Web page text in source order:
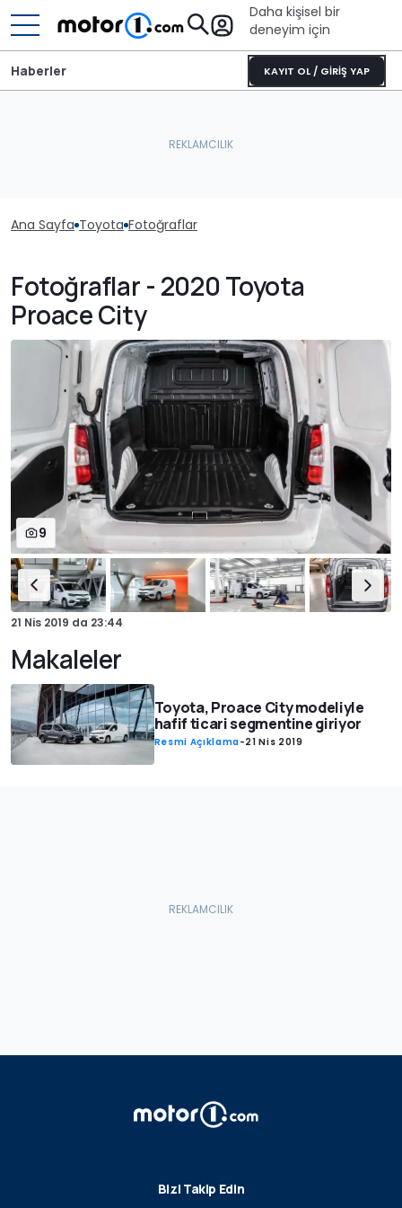
Daha kişisel bir
deneyim için
KAYIT OL / GİRİŞ YAP
Haberler
Ana Sayfa Toyota Fotoğraflar
Fotoğraflar - 2020 Toyota
Proace City
9
21 Nis 2019 da 23:44
Makaleler
Toyota, Proace City modeliyle
hafif ticari segmentine giriyor
Resmi Açıklama-21 Nis 2019
Bizi Takip Edin